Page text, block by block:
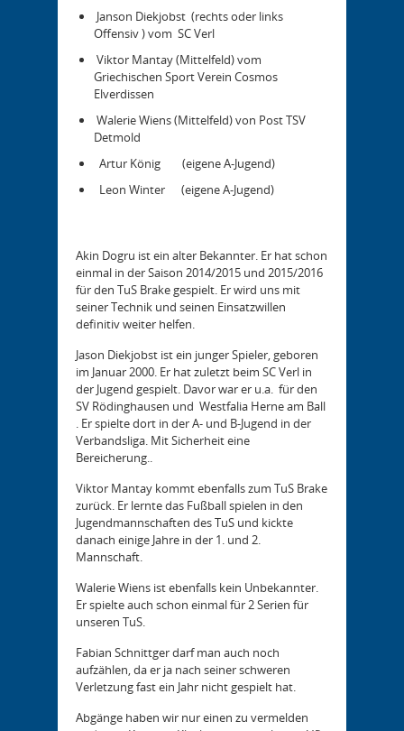
Janson Diekjobst (rechts oder links
Offensiv ) vom SC Verl
Viktor Mantay (Mittelfeld) vom
Griechischen Sport Verein Cosmos
Elverdissen
Walerie Wiens (Mittelfeld) von Post TSV
Detmold
Artur König (eigene A-Jugend)
Leon Winter (eigene A-Jugend)
Akin Dogru ist ein alter Bekannter. Er hat schon
einmal in der Saison 2014/2015 und 2015/2016
für den TuS Brake gespielt. Er wird uns mit
seiner Technik und seinen Einsatzwillen
definitiv weiter helfen.
Jason Diekjobst ist ein junger Spieler, geboren
im Januar 2000. Er hat zuletzt beim SC Verl in
der Jugend gespielt. Davor war er u.a. für den
SV Rödinghausen und Westfalia Herne am Ball
. Er spielte dort in der A- und B-Jugend in der
Verbandsliga. Mit Sicherheit eine
Bereicherung..
Viktor Mantay kommt ebenfalls zum TuS Brake
zurück. Er lernte das Fußball spielen in den
Jugendmannschaften des TuS und kickte
danach einige Jahre in der 1. und 2.
Mannschaft.
Walerie Wiens ist ebenfalls kein Unbekannter.
Er spielte auch schon einmal für 2 Serien für
unseren TuS.
Fabian Schnittger darf man auch noch
aufzählen, da er ja nach seiner schweren
Verletzung fast ein Jahr nicht gespielt hat.
Abgänge haben wir nur einen zu vermelden